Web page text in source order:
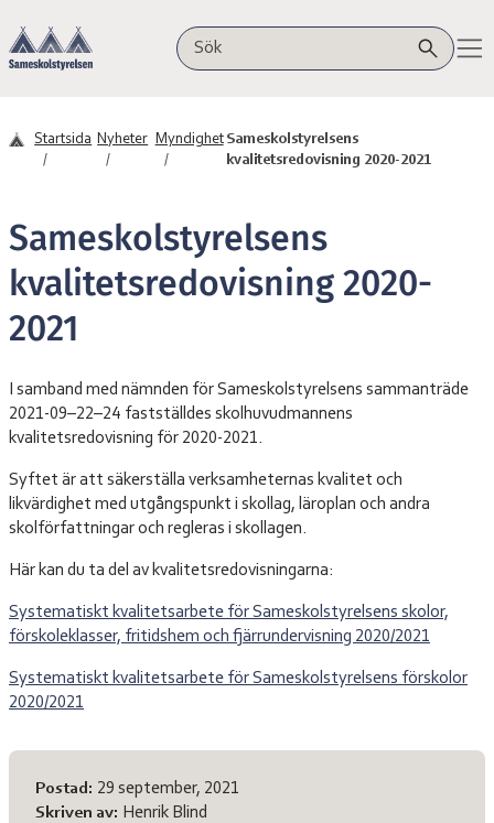
Sameskolstyrelsen
Sök på webbplatsen
Startsida Nyheter Myndighet Sameskolstyrelsens
kvalitetsredovisning 2020-2021
Sameskolstyrelsens
kvalitetsredovisning 2020-
2021
I samband med nämnden för Sameskolstyrelsens sammanträde
2021-09–22–24 fastställdes skolhuvudmannens
kvalitetsredovisning för 2020-2021.
Syftet är att säkerställa verksamheternas kvalitet och
likvärdighet med utgångspunkt i skollag, läroplan och andra
skolförfattningar och regleras i skollagen.
Här kan du ta del av kvalitetsredovisningarna:
Systematiskt kvalitetsarbete för Sameskolstyrelsens skolor,
förskoleklasser, fritidshem och fjärrundervisning 2020/2021
Systematiskt kvalitetsarbete för Sameskolstyrelsens förskolor
2020/2021
Meta-information
Postad: 29 september, 2021
Skriven av: Henrik Blind